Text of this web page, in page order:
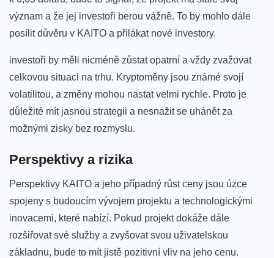
význam a že jej‌ investoři ⁤berou vážně. To by⁣ mohlo dále
posílit důvěru v KAITO ‌a přilákat nové⁤ investory.
investoři⁣ by měli nicméně⁤ zůstat opatrní a vždy zvažovat
celkovou situaci na trhu. Kryptoměny jsou‍ známé svojí
volatilitou, a změny mohou⁢ nastat velmi‍ rychle. Proto je
důležité mít jasnou ⁤strategii a nesnažit se uhánět za
možnými zisky bez rozmyslu.
Perspektivy a rizika
Perspektivy ‍KAITO a‌ jeho případný ​růst ceny jsou úzce
spojeny s budoucím vývojem projektu a ​technologickými
inovacemi, které nabízí. Pokud projekt dokáže dále
rozšiřovat své služby a zvyšovat svou uživatelskou ​
základnu, bude to mít ⁣jistě pozitivní vliv na jeho cenu.